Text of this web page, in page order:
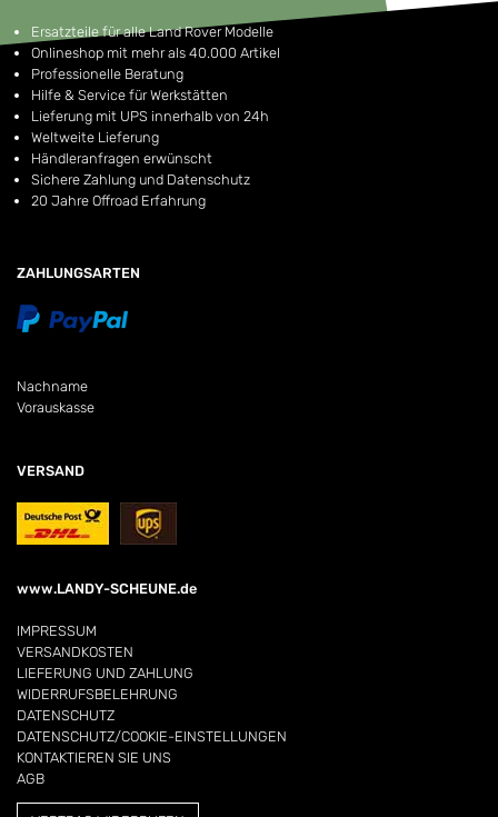
Ersatzteile für alle Land Rover Modelle
Onlineshop mit mehr als 40.000 Artikel
Professionelle Beratung
Hilfe & Service für Werkstätten
Lieferung mit UPS innerhalb von 24h
Weltweite Lieferung
Händleranfragen erwünscht
Sichere Zahlung und Datenschutz
20 Jahre Offroad Erfahrung
ZAHLUNGSARTEN
Nachname
Vorauskasse
VERSAND
www.LANDY-SCHEUNE.de
IMPRESSUM
VERSANDKOSTEN
LIEFERUNG UND ZAHLUNG
WIDERRUFSBELEHRUNG
DATENSCHUTZ
DATENSCHUTZ/COOKIE-EINSTELLUNGEN
KONTAKTIEREN SIE UNS
AGB